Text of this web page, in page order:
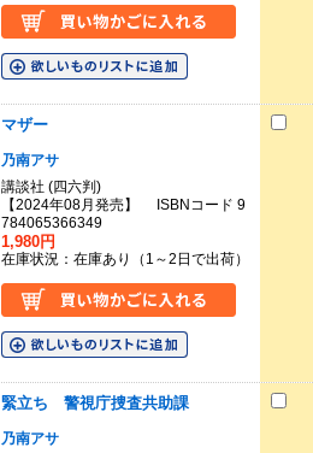
マザー
乃南アサ
講談社 (四六判)
【2024年08月発売】 ISBNコード 9
784065366349
1,980円
在庫状況：在庫あり（1～2日で出荷）
緊立ち 警視庁捜査共助課
乃南アサ